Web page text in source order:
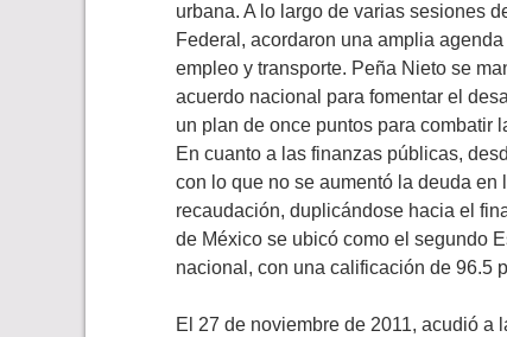
urbana. A lo largo de varias sesiones
Federal, acordaron una amplia
empleo y transporte. Peña Nieto se
acuerdo nacional para fomentar el
un plan de once puntos para combatir
En cuanto a las finanzas públicas,
con lo que no se aumentó la deuda
recaudación, duplicándose hacia el
de México se ubicó como el segundo
nacional, con una calificación de 96.5
El 27 de noviembre de 2011, acudió a